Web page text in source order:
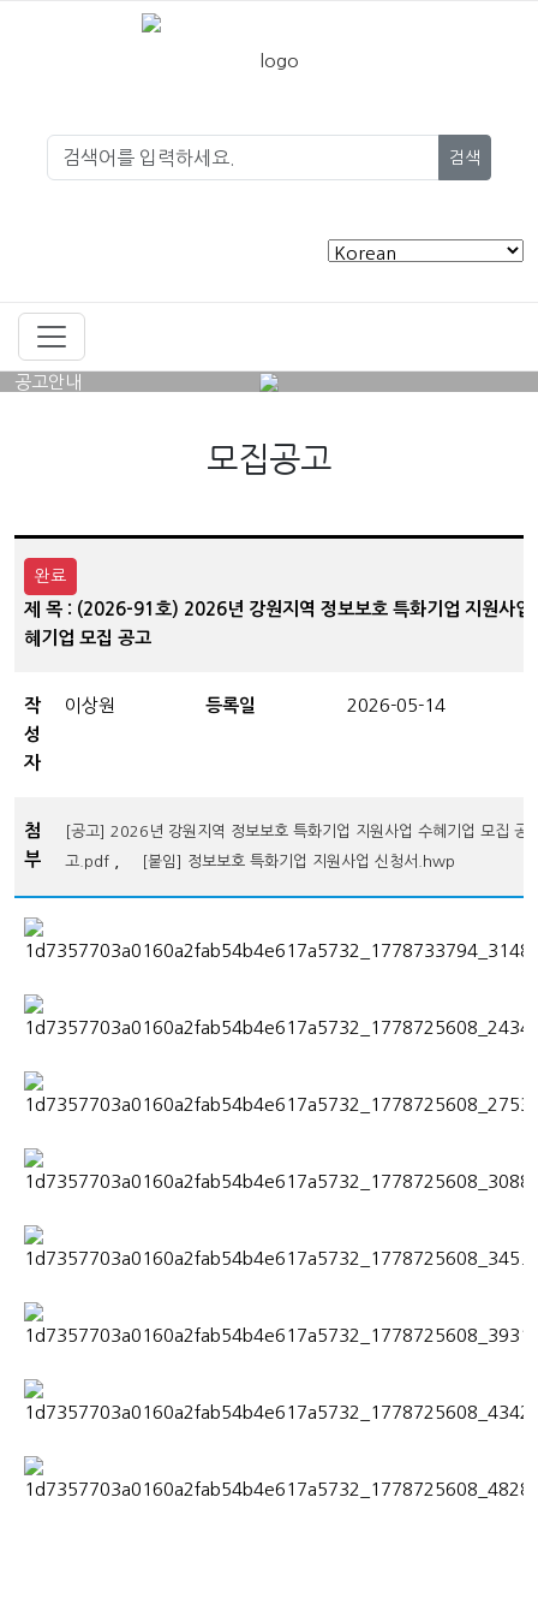
검색
공고안내
모집공고
완료
제 목 : (2026-91호) 2026년 강원지역 정보보호 특화기업 지원사업
혜기업 모집 공고
작
성
자
이상원 등록일 2026-05-14
첨
부
[공고] 2026년 강원지역 정보보호 특화기업 지원사업 수혜기업 모집 공
고.pdf
[붙임] 정보보호 특화기업 지원사업 신청서.hwp